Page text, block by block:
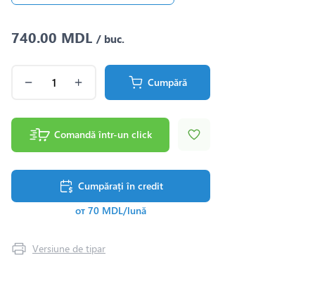
740.00 MDL / buc.
Cumpără
Comandă într-un click
Cumpărați în credit
от 70 MDL/lună
Versiune de tipar